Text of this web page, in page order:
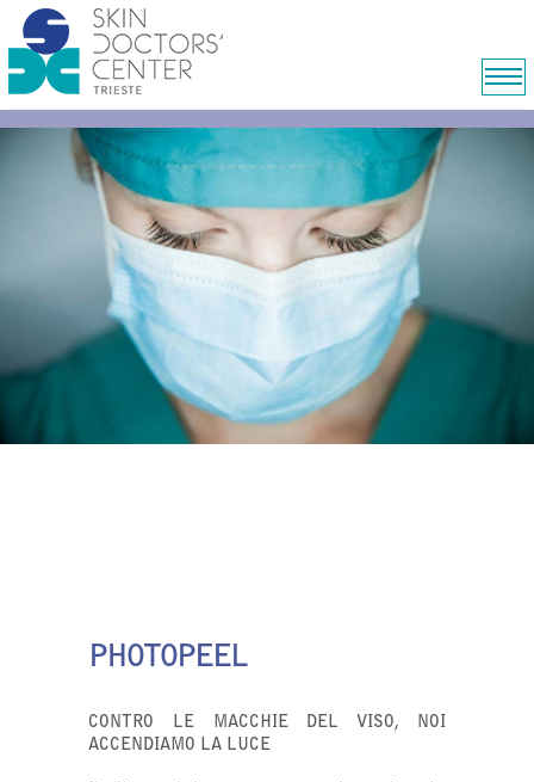
PHOTOPEEL
CONTRO LE MACCHIE DEL VISO, NOI
ACCENDIAMO LA LUCE